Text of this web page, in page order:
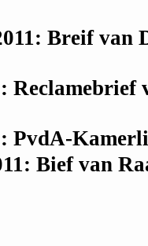
Breif van
PvdA-
Bief van